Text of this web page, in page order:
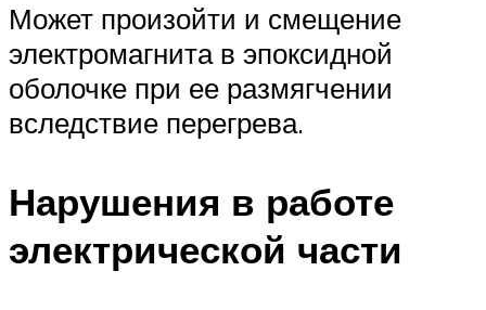
Может произойти и смещение
электромагнита в эпоксидной
оболочке при ее размягчении
вследствие перегрева.
Нарушения в работе
электрической части